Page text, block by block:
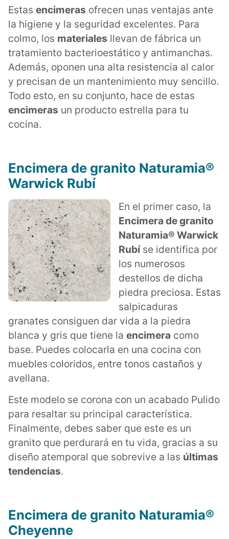
Estas encimeras ofrecen unas ventajas ante
la higiene y la seguridad excelentes. Para
colmo, los materiales llevan de fábrica un
tratamiento bacterioestático y antimanchas.
Además, oponen una alta resistencia al calor
y precisan de un mantenimiento muy sencillo.
Todo esto, en su conjunto, hace de estas
encimeras un producto estrella para tu
cocina.
Encimera de granito Naturamia®
Warwick Rubí
En el primer caso, la
Encimera de granito
Naturamia® Warwick
Rubíse identifica por
los numerosos
destellos de dicha
piedra preciosa. Estas
salpicaduras
granates consiguen dar vida a la piedra
blanca y gris que tiene la encimera como
base. Puedes colocarla en una cocina con
muebles coloridos, entre tonos castaños y
avellana.
Este modelo se corona con un acabado Pulido
para resaltar su principal característica.
Finalmente, debes saber que este es un
granito que perdurará en tu vida, gracias a su
diseño atemporal que sobrevive a las últimas
tendencias.
Encimera de granito Naturamia®
Cheyenne